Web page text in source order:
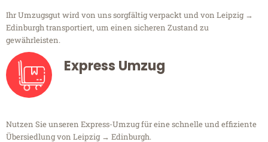
Ihr Umzugsgut wird von uns sorgfältig verpackt und von Leipzig →
Edinburgh transportiert, um einen sicheren Zustand zu
gewährleisten.
Express Umzug
Nutzen Sie unseren Express-Umzug für eine schnelle und effiziente
Übersiedlung von Leipzig → Edinburgh.